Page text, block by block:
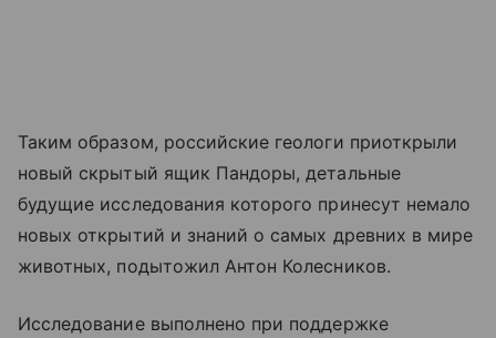
Таким образом, российские геологи приоткрыли
новый скрытый ящик Пандоры, детальные
будущие исследования которого принесут немало
новых открытий и знаний о самых древних в мире
животных, подытожил Антон Колесников.
Исследование выполнено при поддержке